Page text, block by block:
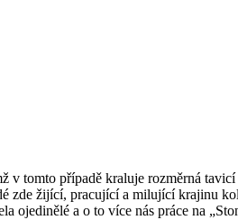
tomto případě kraluje rozměrná
zde žijící, pracující a milující krajinu
ojedinělé a o to více nás práce na